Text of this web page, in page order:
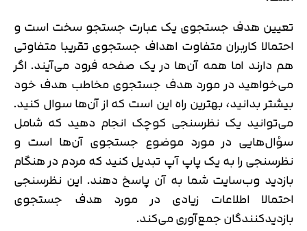
تعیین هدف جستجوی یک عبارت جستجو سخت است و
احتمالا کاربران متفاوت اهداف جستجوی تقریبا متفاوتی
هم دارند اما همه آن‌ها در یک صفحه فرود می‌آیند. اگر
می‌خواهید در مورد هدف جستجوی مخاطب هدف خود
بیشتر بدانید، بهترین راه این است که از آن‌ها سوال کنید.
می‌توانید یک نظرسنجی کوچک انجام دهید که شامل
سؤال‌هایی در مورد موضوع جستجوی آن‌ها است و
نظرسنجی را به یک پاپ آپ تبدیل کنید که مردم در هنگام
بازدید وب‌سایت شما به آن پاسخ دهند. این نظرسنجی
احتمالا اطلاعات زیادی در مورد هدف جستجوی
بازدیدکنندگان جمع‌آوری می‌کند.